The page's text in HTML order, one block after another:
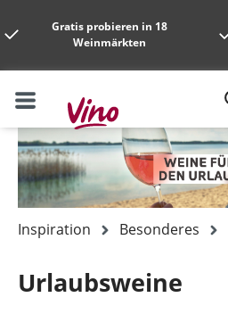
Gratis probieren in 18
Weinmärkten
Inspiration Besonderes
Urlaubsweine